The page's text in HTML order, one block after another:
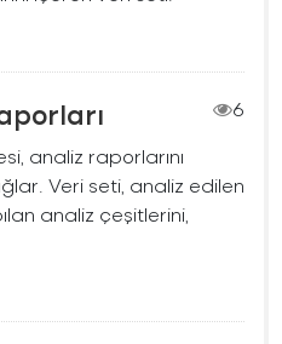
6
analiz raporlarını
Veri seti, analiz edilen
analiz çeşitlerini,